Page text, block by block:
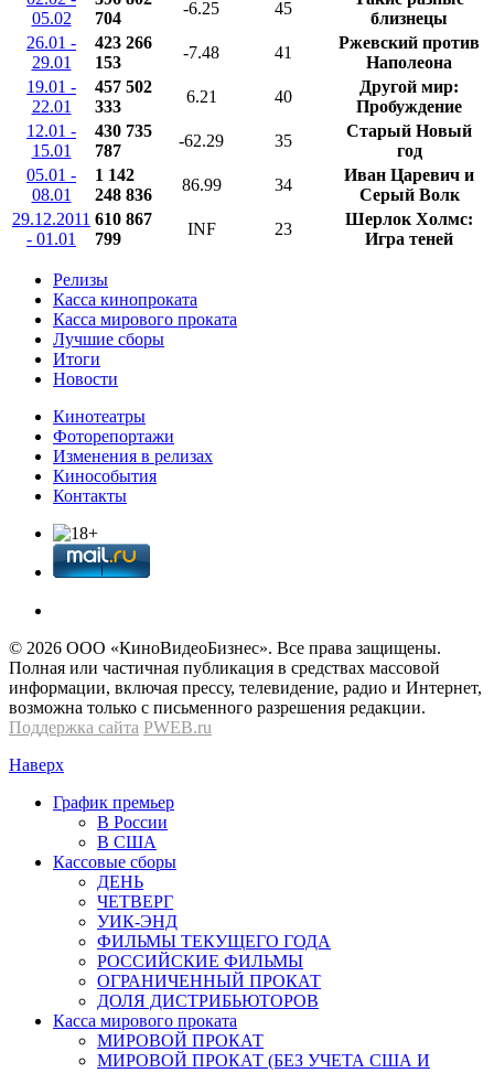
05.02
704
-6.25 45
близнецы
26.01 -
29.01
423 266
153
-7.48 41
Ржевский против
Наполеона
19.01 -
22.01
457 502
333
6.21 40
Другой мир:
Пробуждение
12.01 -
15.01
430 735
787
-62.29 35
Старый Новый
год
05.01 -
08.01
1 142
248 836
86.99 34
Иван Царевич и
Серый Волк
29.12.2011
- 01.01
610 867
799
INF 23
Шерлок Холмс:
Игра теней
Релизы
Касса кинопроката
Касса мирового проката
Лучшие сборы
Итоги
Новости
Кинотеатры
Фоторепортажи
Изменения в релизах
Кинособытия
Контакты
© 2026 OOО «КиноВидеоБизнес». Все права защищены.
Полная или частичная публикация в средствах массовой
информации, включая прессу, телевидение, радио и Интернет,
возможна только с письменного разрешения редакции.
Поддержка сайта PWEB.ru
Наверх
График премьер
В России
В США
Кассовые сборы
ДЕНЬ
ЧЕТВЕРГ
УИК-ЭНД
ФИЛЬМЫ ТЕКУЩЕГО ГОДА
РОССИЙСКИЕ ФИЛЬМЫ
ОГРАНИЧЕННЫЙ ПРОКАТ
ДОЛЯ ДИСТРИБЬЮТОРОВ
Касса мирового проката
МИРОВОЙ ПРОКАТ
МИРОВОЙ ПРОКАТ (БЕЗ УЧЕТА США И